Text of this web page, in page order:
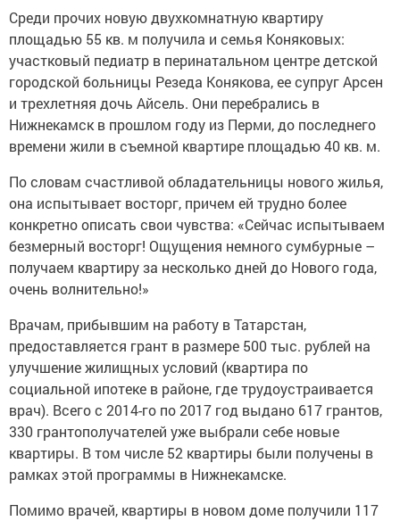
Среди прочих новую двухкомнатную квартиру
площадью 55 кв. м получила и семья Коняковых:
участковый педиатр в перинатальном центре детской
городской больницы Резеда Конякова, ее супруг Арсен
и трехлетняя дочь Айсель. Они перебрались в
Нижнекамск в прошлом году из Перми, до последнего
времени жили в съемной квартире площадью 40 кв. м.
По словам счастливой обладательницы нового жилья,
она испытывает восторг, причем ей трудно более
конкретно описать свои чувства: «Сейчас испытываем
безмерный восторг! Ощущения немного сумбурные –
получаем квартиру за несколько дней до Нового года,
очень волнительно!»
Врачам, прибывшим на работу в Татарстан,
предоставляется грант в размере 500 тыс. рублей на
улучшение жилищных условий (квартира по
социальной ипотеке в районе, где трудоустраивается
врач). Всего с 2014-го по 2017 год выдано 617 грантов,
330 грантополучателей уже выбрали себе новые
квартиры. В том числе 52 квартиры были получены в
рамках этой программы в Нижнекамске.
Помимо врачей, квартиры в новом доме получили 117